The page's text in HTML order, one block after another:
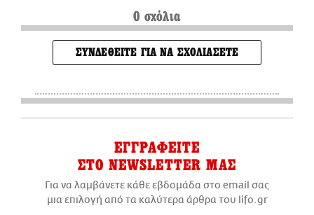
0 σχόλια
ΣΥΝΔΕΘΕΙΤΕ ΓΙΑ ΝΑ ΣΧΟΛΙΑΣΕΤΕ
ΕΓΓΡΑΦΕΙΤΕ
ΣΤΟ NEWSLETTER ΜΑΣ
Για να λαμβάνετε κάθε εβδομάδα στο email σας
μια επιλογή από τα καλύτερα άρθρα του lifo.gr